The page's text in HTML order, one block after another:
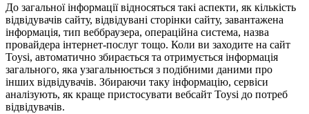
До загальної інформації відносяться такі аспекти, як кількість
відвідувачів сайту, відвідувані сторінки сайту, завантажена
інформація, тип веббраузера, операційна система, назва
провайдера інтернет-послуг тощо. Коли ви заходите на сайт
Toysi, автоматично збирається та отримується інформація
загального, яка узагальнюється з подібними даними про
інших відвідувачів. Збираючи таку інформацію, сервіси
аналізують, як краще пристосувати вебсайт Toysi до потреб
відвідувачів.